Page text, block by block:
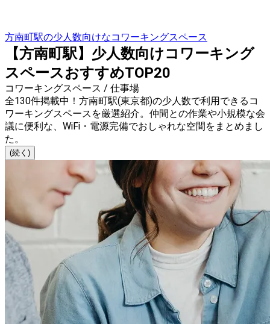
方南町駅の少人数向けなコワーキングスペース
【方南町駅】少人数向けコワーキング
スペースおすすめTOP20
コワーキングスペース / 仕事場
全130件掲載中！方南町駅(東京都)の少人数で利用できるコ
ワーキングスペースを厳選紹介。仲間との作業や小規模な会
議に便利な、WiFi・電源完備でおしゃれな空間をまとめまし
た。
(続く)